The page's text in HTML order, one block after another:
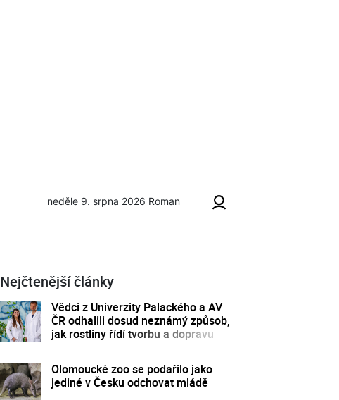
neděle 9. srpna 2026 Roman
Nejčtenější články
Vědci z Univerzity Palackého a AV
ČR odhalili dosud neznámý způsob,
jak rostliny řídí tvorbu a dopravu
Olomoucké zoo se podařilo jako
jediné v Česku odchovat mládě